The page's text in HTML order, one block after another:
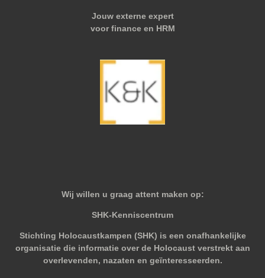
Jouw externe expert
voor finance en HRM
Wij willen u graag attent maken op:
SHK-Kenniscentrum
Stichting Holocaustkampen (SHK) is een onafhankelijke
organisatie die informatie over de Holocaust verstrekt aan
overlevenden, nazaten en geïnteresseerden.